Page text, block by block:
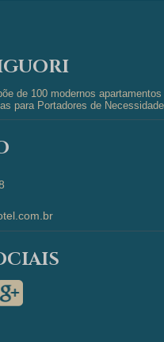
de 100 modernos
para Portadores de